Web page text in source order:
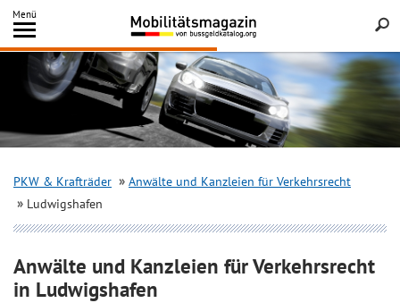
Inhalt
springen
Menü
Search
PKW & Krafträder
Anwälte und Kanzleien für Verkehrsrecht
Ludwigshafen
Anwälte und Kanzleien für Verkehrsrecht
in Ludwigshafen